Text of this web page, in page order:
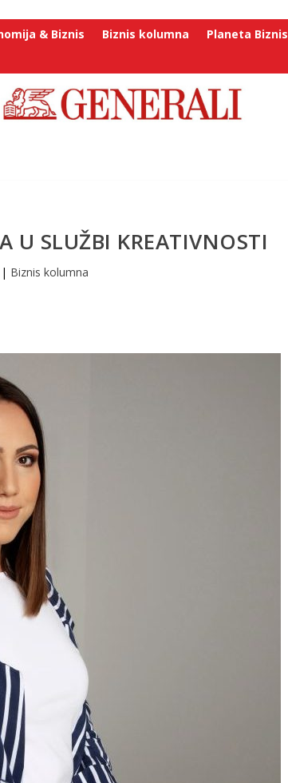
& Biznis Biznis kolumna Planeta Biznis
U SLUŽBI KREATIVNOSTI
| Biznis kolumna